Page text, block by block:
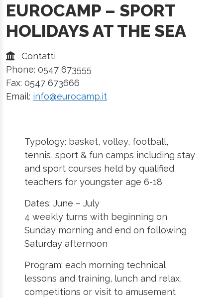
EUROCAMP – SPORT
HOLIDAYS AT THE SEA
Contatti
Phone: 0547 673555
Fax: 0547 673666
Email: info@eurocamp.it
Typology: basket, volley, football,
tennis, sport & fun camps including stay
and sport courses held by qualified
teachers for youngster age 6-18
Dates: June – July
4 weekly turns with beginning on
Sunday morning and end on following
Saturday afternoon
Program: each morning technical
lessons and training, lunch and relax,
competitions or visit to amusement